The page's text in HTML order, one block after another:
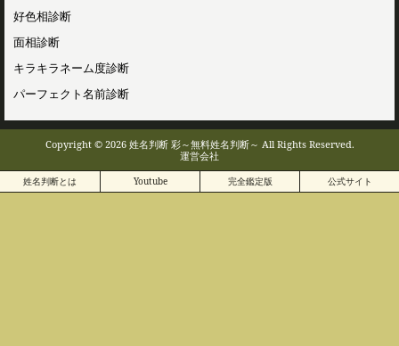
好色相診断
面相診断
キラキラネーム度診断
パーフェクト名前診断
Copyright © 2026 姓名判断 彩～無料姓名判断～ All Rights Reserved.
運営会社
姓名判断とは Youtube 完全鑑定版 公式サイト